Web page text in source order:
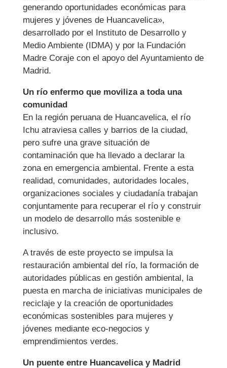
generando oportunidades económicas para
mujeres y jóvenes de Huancavelica»,
desarrollado por el Instituto de Desarrollo y
Medio Ambiente (IDMA) y por la Fundación
Madre Coraje con el apoyo del Ayuntamiento de
Madrid.
Un río enfermo que moviliza a toda una
comunidad
En la región peruana de Huancavelica, el río
Ichu atraviesa calles y barrios de la ciudad,
pero sufre una grave situación de
contaminación que ha llevado a declarar la
zona en emergencia ambiental. Frente a esta
realidad, comunidades, autoridades locales,
organizaciones sociales y ciudadanía trabajan
conjuntamente para recuperar el río y construir
un modelo de desarrollo más sostenible e
inclusivo.
A través de este proyecto se impulsa la
restauración ambiental del río, la formación de
autoridades públicas en gestión ambiental, la
puesta en marcha de iniciativas municipales de
reciclaje y la creación de oportunidades
económicas sostenibles para mujeres y
jóvenes mediante eco-negocios y
emprendimientos verdes.
Un puente entre Huancavelica y Madrid